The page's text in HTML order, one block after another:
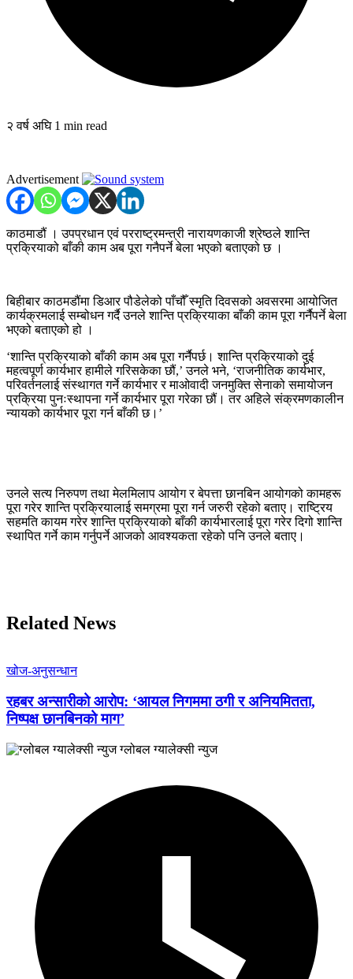
२ वर्ष अघि 1 min read
Advertisement
काठमाडौं । उपप्रधान एवं परराष्ट्रमन्त्री नारायणकाजी श्रेष्ठले शान्ति
प्रक्रियाको बाँकी काम अब पूरा गनैपर्ने बेला भएको बताएको छ ।
बिहीबार काठमडौंमा डिआर पौडेलेको पाँचौँ स्मृति दिवसको अवसरमा आयोजित
कार्यक्रमलाई सम्बोधन गर्दै उनले शान्ति प्रक्रियाका बाँकी काम पूरा गर्नैपर्ने बेला
भएको बताएको हो ।
‘शान्ति प्रक्रियाको बाँकी काम अब पूरा गर्नैपर्छ। शान्ति प्रक्रियाको दुई
महत्वपूर्ण कार्यभार हामीले गरिसकेका छौं,’ उनले भने, ‘राजनीतिक कार्यभार,
परिवर्तनलाई संस्थागत गर्ने कार्यभार र माओवादी जनमुक्ति सेनाको समायोजन
प्रक्रिया पुनःस्थापना गर्ने कार्यभार पूरा गरेका छौं। तर अहिले संक्रमणकालीन
न्यायको कार्यभार पूरा गर्न बाँकी छ।’
उनले सत्य निरुपण तथा मेलमिलाप आयोग र बेपत्ता छानबिन आयोगको कामहरू
पूरा गरेर शान्ति प्रक्रियालाई समग्रमा पूरा गर्न जरुरी रहेको बताए। राष्ट्रिय
सहमति कायम गरेर शान्ति प्रक्रियाको बाँकी कार्यभारलाई पूरा गरेर दिगो शान्ति
स्थापित गर्ने काम गर्नुपर्ने आजको आवश्यकता रहेको पनि उनले बताए।
Related News
खोज-अनुसन्धान
रहबर अन्सारीको आरोप: ‘आयल निगममा ठगी र अनियमितता,
निष्पक्ष छानबिनको माग’
ग्लोबल ग्यालेक्सी न्युज